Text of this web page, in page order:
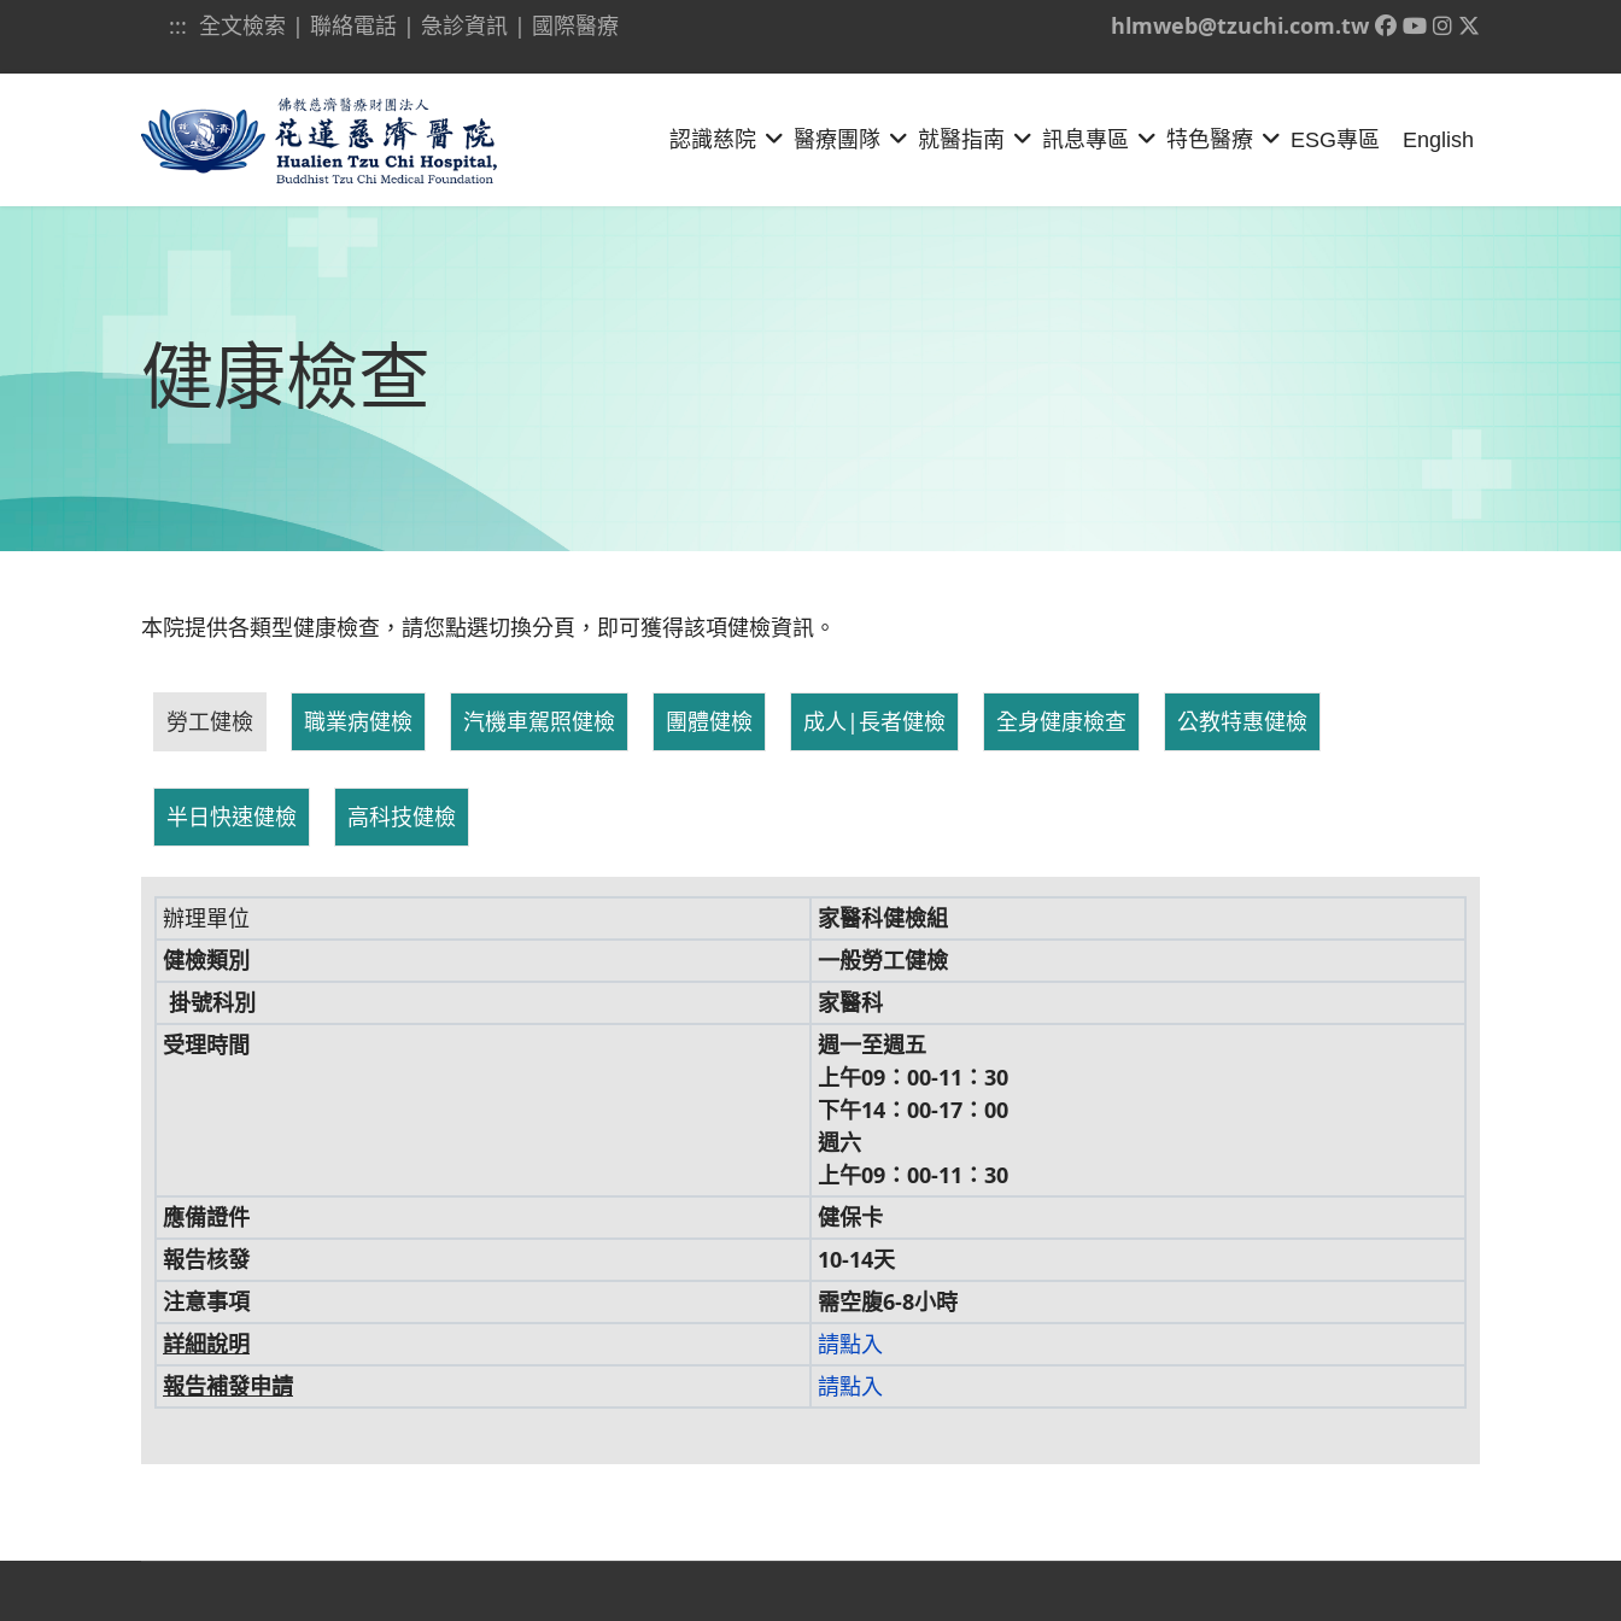
::: 全文檢索 | 聯絡電話| 急診資訊| 國際醫療 hlmweb@tzuchi.com.tw
認識慈院 醫療團隊 就醫指南 訊息專區 特色醫療 ESG專區 English
健康檢查
本院提供各類型健康檢查，請您點選切換分頁，即可獲得該項健檢資訊。
勞工健檢 職業病健檢 汽機車駕照健檢 團體健檢 成人|長者健檢 全身健康檢查 公教特惠健檢
半日快速健檢 高科技健檢
辦理單位
家醫科健檢組
健檢類別
一般勞工健檢
掛號科別
家醫科
受理時間
週一至週五
上午09：00-11：30
下午14：00-17：00
週六
上午09：00-11：30
應備證件
健保卡
報告核發
10-14天
注意事項
需空腹6-8小時
詳細說明
請點入
報告補發申請
請點入